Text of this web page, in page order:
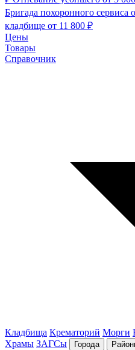
Бригада похоронного сервиса
кладбище от 11 800 ₽
Цены
Товары
Справочник
Кладбища Крематорий Морги
Храмы ЗАГСы Города